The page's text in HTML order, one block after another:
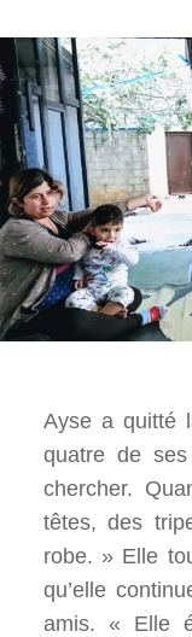
Ayse a quitté
quatre de
chercher.
têtes, des
robe. » Elle
qu’elle
amis. « Elle